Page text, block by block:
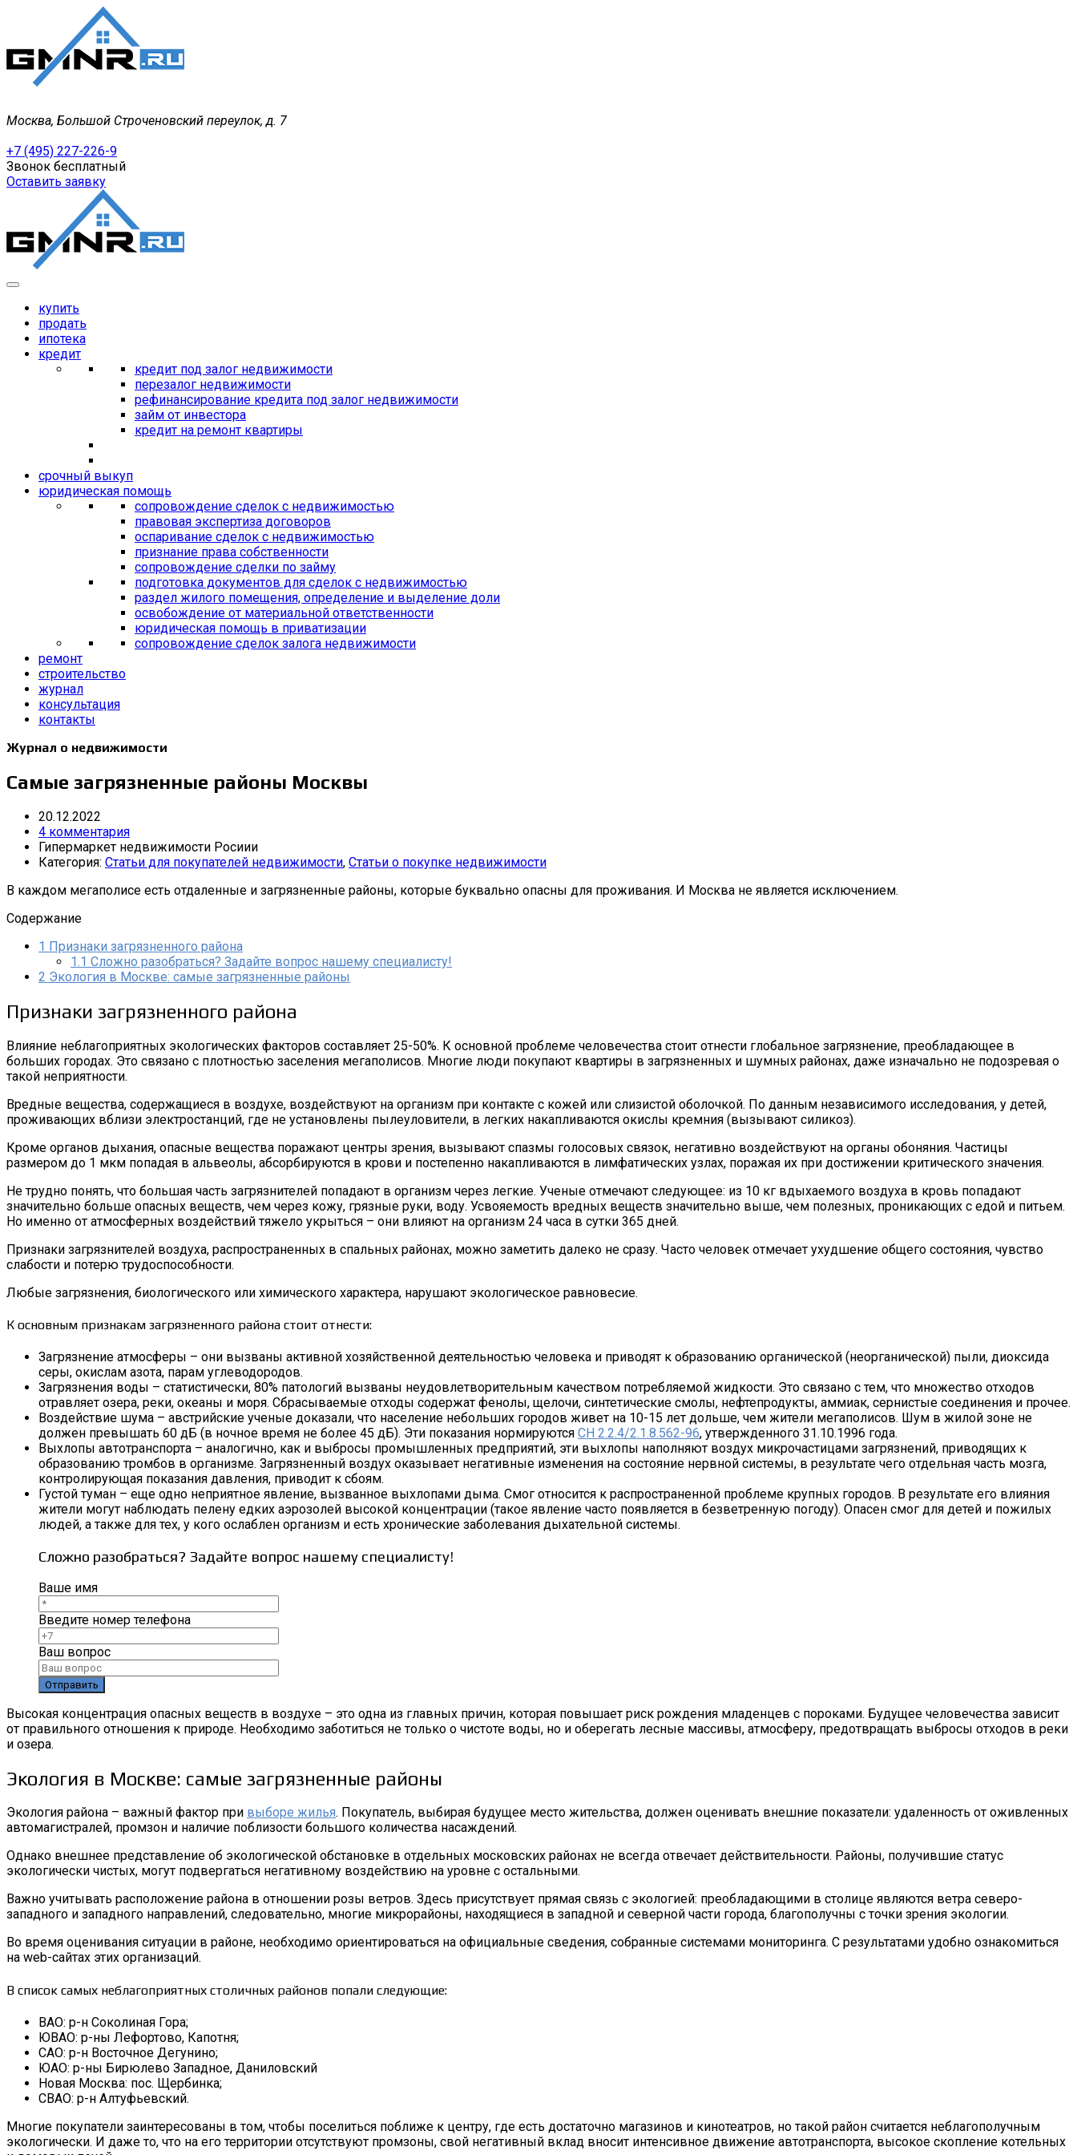
Москва, Большой Строченовский переулок, д. 7
+7 (495) 227-226-9
Звонок бесплатный
Оставить заявку
купить
продать
ипотека
кредит
кредит под залог недвижимости
перезалог недвижимости
рефинансирование кредита под залог недвижимости
займ от инвестора
кредит на ремонт квартиры
срочный выкуп
юридическая помощь
сопровождение сделок с недвижимостью
правовая экспертиза договоров
оспаривание сделок с недвижимостью
признание права собственности
сопровождение сделки по займу
подготовка документов для сделок с недвижимостью
раздел жилого помещения, определение и выделение доли
освобождение от материальной ответственности
юридическая помощь в приватизации
сопровождение сделок залога недвижимости
ремонт
строительство
журнал
консультация
контакты
Журнал о недвижимости
Самые загрязненные районы Москвы
20.12.2022
4 комментария
Гипермаркет недвижимости Росиии
Категория: Статьи для покупателей недвижимости, Статьи о покупке недвижимости
В каждом мегаполисе есть отдаленные и загрязненные районы, которые буквально опасны для проживания. И Москва не является исключением.
Содержание
1 Признаки загрязненного района
1.1 Сложно разобраться? Задайте вопрос нашему специалисту!
2 Экология в Москве: самые загрязненные районы
Признаки загрязненного района
Влияние неблагоприятных экологических факторов составляет 25-50%. К основной проблеме человечества стоит отнести глобальное загрязнение, преобладающее в
больших городах. Это связано с плотностью заселения мегаполисов. Многие люди покупают квартиры в загрязненных и шумных районах, даже изначально не подозревая о
такой неприятности.
Вредные вещества, содержащиеся в воздухе, воздействуют на организм при контакте с кожей или слизистой оболочкой. По данным независимого исследования, у детей,
проживающих вблизи электростанций, где не установлены пылеуловители, в легких накапливаются окислы кремния (вызывают силикоз).
Кроме органов дыхания, опасные вещества поражают центры зрения, вызывают спазмы голосовых связок, негативно воздействуют на органы обоняния. Частицы
размером до 1 мкм попадая в альвеолы, абсорбируются в крови и постепенно накапливаются в лимфатических узлах, поражая их при достижении критического значения.
Не трудно понять, что большая часть загрязнителей попадают в организм через легкие. Ученые отмечают следующее: из 10 кг вдыхаемого воздуха в кровь попадают
значительно больше опасных веществ, чем через кожу, грязные руки, воду. Усвояемость вредных веществ значительно выше, чем полезных, проникающих с едой и питьем.
Но именно от атмосферных воздействий тяжело укрыться – они влияют на организм 24 часа в сутки 365 дней.
Признаки загрязнителей воздуха, распространенных в спальных районах, можно заметить далеко не сразу. Часто человек отмечает ухудшение общего состояния, чувство
слабости и потерю трудоспособности.
Любые загрязнения, биологического или химического характера, нарушают экологическое равновесие.
К основным признакам загрязненного района стоит отнести:
Загрязнение атмосферы – они вызваны активной хозяйственной деятельностью человека и приводят к образованию органической (неорганической) пыли, диоксида
серы, окислам азота, парам углеводородов.
Загрязнения воды – статистически, 80% патологий вызваны неудовлетворительным качеством потребляемой жидкости. Это связано с тем, что множество отходов
отравляет озера, реки, океаны и моря. Сбрасываемые отходы содержат фенолы, щелочи, синтетические смолы, нефтепродукты, аммиак, сернистые соединения и прочее.
Воздействие шума – австрийские ученые доказали, что население небольших городов живет на 10-15 лет дольше, чем жители мегаполисов. Шум в жилой зоне не
должен превышать 60 дБ (в ночное время не более 45 дБ). Эти показания нормируются СН 2.2.4/2.1.8.562-96, утвержденного 31.10.1996 года.
Выхлопы автотранспорта – аналогично, как и выбросы промышленных предприятий, эти выхлопы наполняют воздух микрочастицами загрязнений, приводящих к
образованию тромбов в организме. Загрязненный воздух оказывает негативные изменения на состояние нервной системы, в результате чего отдельная часть мозга,
контролирующая показания давления, приводит к сбоям.
Густой туман – еще одно неприятное явление, вызванное выхлопами дыма. Смог относится к распространенной проблеме крупных городов. В результате его влияния
жители могут наблюдать пелену едких аэрозолей высокой концентрации (такое явление часто появляется в безветренную погоду). Опасен смог для детей и пожилых
людей, а также для тех, у кого ослаблен организм и есть хронические заболевания дыхательной системы.
Сложно разобраться? Задайте вопрос нашему специалисту!
Ваше имя
Введите номер телефона
Ваш вопрос
Высокая концентрация опасных веществ в воздухе – это одна из главных причин, которая повышает риск рождения младенцев с пороками. Будущее человечества зависит
от правильного отношения к природе. Необходимо заботиться не только о чистоте воды, но и оберегать лесные массивы, атмосферу, предотвращать выбросы отходов в реки
и озера.
Экология в Москве: самые загрязненные районы
Экология района – важный фактор при выборе жилья. Покупатель, выбирая будущее место жительства, должен оценивать внешние показатели: удаленность от оживленных
автомагистралей, промзон и наличие поблизости большого количества насаждений.
Однако внешнее представление об экологической обстановке в отдельных московских районах не всегда отвечает действительности. Районы, получившие статус
экологически чистых, могут подвергаться негативному воздействию на уровне с остальными.
Важно учитывать расположение района в отношении розы ветров. Здесь присутствует прямая связь с экологией: преобладающими в столице являются ветра северо-
западного и западного направлений, следовательно, многие микрорайоны, находящиеся в западной и северной части города, благополучны с точки зрения экологии.
Во время оценивания ситуации в районе, необходимо ориентироваться на официальные сведения, собранные системами мониторинга. С результатами удобно ознакомиться
на web-сайтах этих организаций.
В список самых неблагоприятных столичных районов попали следующие:
ВАО: р-н Соколиная Гора;
ЮВАО: р-ны Лефортово, Капотня;
САО: р-н Восточное Дегунино;
ЮАО: р-ны Бирюлево Западное, Даниловский
Новая Москва: пос. Щербинка;
СВАО: р-н Алтуфьевский.
Многие покупатели заинтересованы в том, чтобы поселиться поближе к центру, где есть достаточно магазинов и кинотеатров, но такой район считается неблагополучным
экологически. И даже то, что на его территории отсутствуют промзоны, свой негативный вклад вносит интенсивное движение автотранспорта, высокое скопление котельных